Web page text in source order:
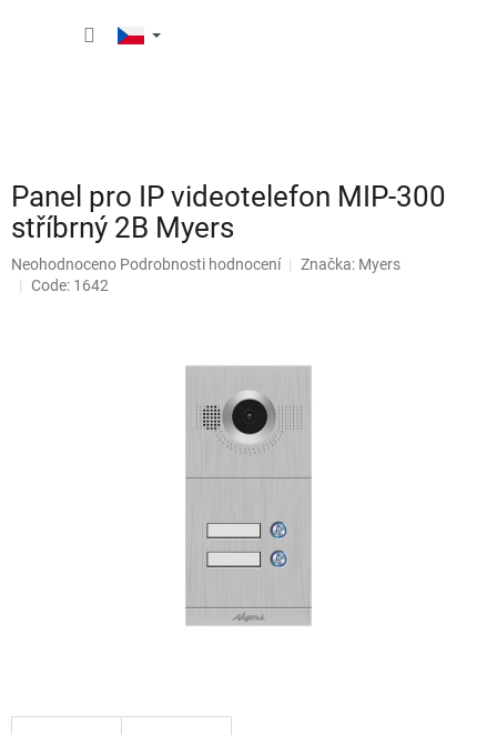
Panel pro IP videotelefon MIP-300
stříbrný 2B Myers
Průměrné
hodnocení
Neohodnoceno Podrobnosti hodnocení Značka: Myers
Code: 1642